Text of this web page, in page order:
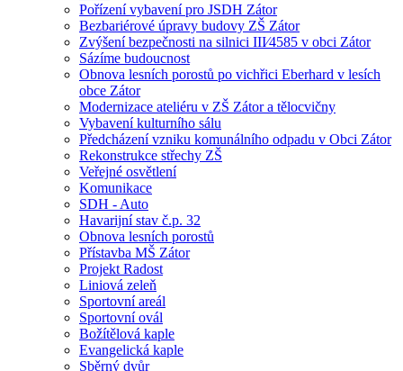
Pořízení vybavení pro JSDH Zátor
Bezbariérové úpravy budovy ZŠ Zátor
Zvýšení bezpečnosti na silnici III⁄4585 v obci Zátor
Sázíme budoucnost
Obnova lesních porostů po vichřici Eberhard v lesích
obce Zátor
Modernizace ateliéru v ZŠ Zátor a tělocvičny
Vybavení kulturního sálu
Předcházení vzniku komunálního odpadu v Obci Zátor
Rekonstrukce střechy ZŠ
Veřejné osvětlení
Komunikace
SDH - Auto
Havarijní stav č.p. 32
Obnova lesních porostů
Přístavba MŠ Zátor
Projekt Radost
Liniová zeleň
Sportovní areál
Sportovní ovál
Božítělová kaple
Evangelická kaple
Sběrný dvůr